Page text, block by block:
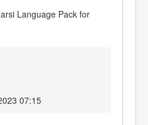
Language Pack for
07:15